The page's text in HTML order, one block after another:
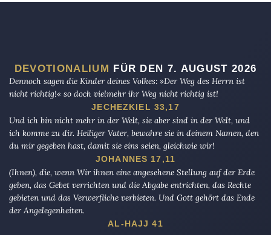
DEVOTIONALIUM FÜR DEN 7. AUGUST 2026
Dennoch sagen die Kinder deines Volkes: »Der Weg des Herrn ist
nicht richtig!« so doch vielmehr ihr Weg nicht richtig ist!
JECHEZKIEL 33,17
Und ich bin nicht mehr in der Welt, sie aber sind in der Welt, und
ich komme zu dir. Heiliger Vater, bewahre sie in deinem Namen, den
du mir gegeben hast, damit sie eins seien, gleichwie wir!
JOHANNES 17,11
(Ihnen), die, wenn Wir ihnen eine angesehene Stellung auf der Erde
geben, das Gebet verrichten und die Abgabe entrichten, das Rechte
gebieten und das Verwerfliche verbieten. Und Gott gehört das Ende
der Angelegenheiten.
AL-HAJJ 41